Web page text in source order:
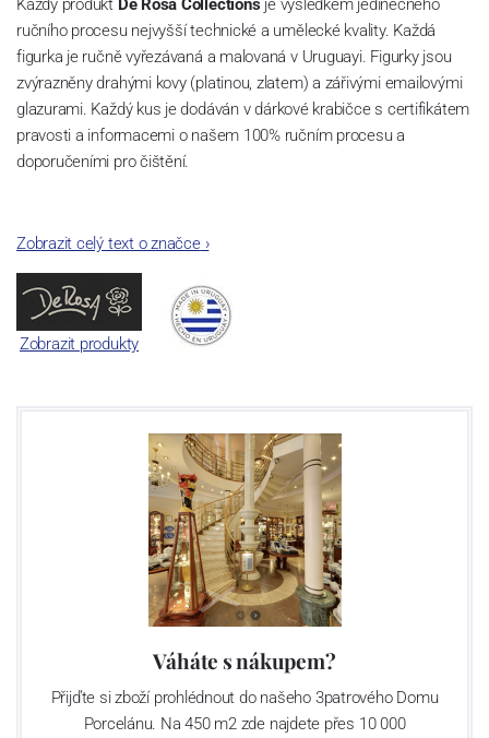
Každý produkt De Rosa Collections je výsledkem jedinečného
ručního procesu nejvyšší technické a umělecké kvality. Každá
figurka je ručně vyřezávaná a malovaná v Uruguayi. Figurky jsou
zvýrazněny drahými kovy (platinou, zlatem) a zářivými emailovými
glazurami. Každý kus je dodáván v dárkové krabičce s certifikátem
pravosti a informacemi o našem 100% ručním procesu a
doporučeními pro čištění.
Zobrazit celý text o značce›
Zobrazit produkty
Váháte s nákupem?
Přijďte si zboží prohlédnout do našeho 3patrového Domu
Porcelánu. Na 450 m2 zde najdete přes 10 000